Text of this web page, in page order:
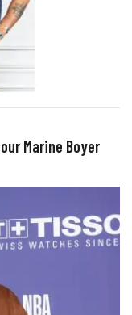
Marine Boyer